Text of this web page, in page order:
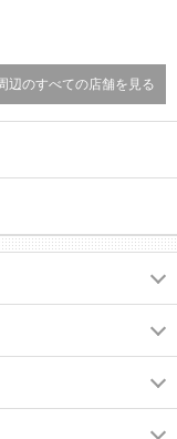
辺のすべての店舗を見る